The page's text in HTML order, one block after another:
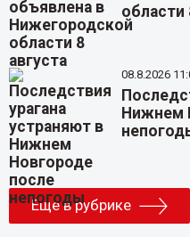
области
08.8.2026
Нижнем
Еще в рубрике